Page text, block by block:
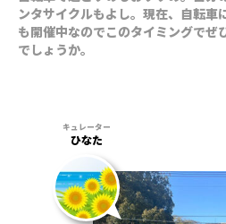
ンタサイクルもよし。現在、自転車
も開催中なのでこのタイミングでぜ
でしょうか。
ひなた